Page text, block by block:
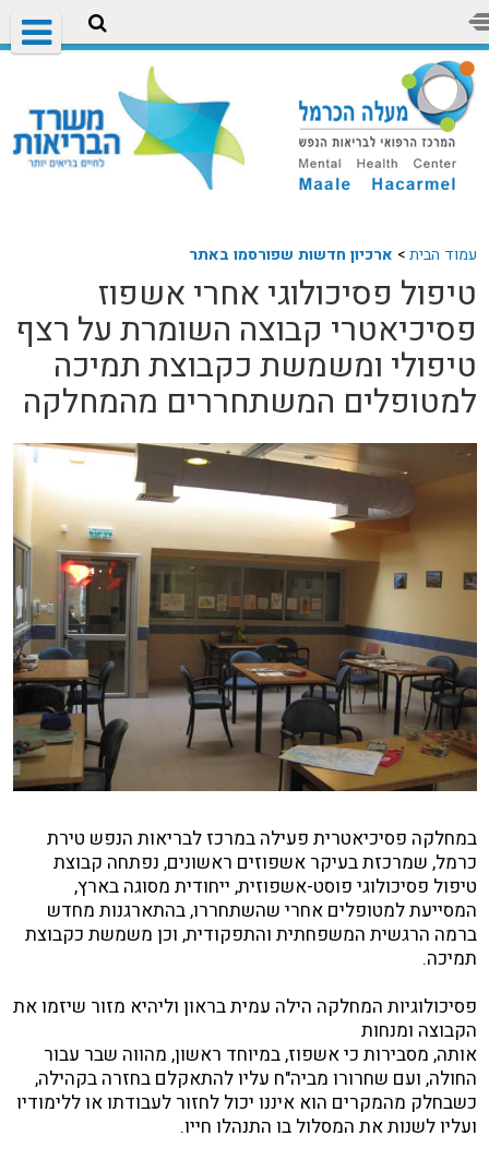
עמוד הבית> ארכיון חדשות שפורסמו באתר
טיפול פסיכולוגי אחרי אשפוז
פסיכיאטרי קבוצה השומרת על רצף
טיפולי ומשמשת כקבוצת תמיכה
למטופלים המשתחררים מהמחלקה
במחלקה פסיכיאטרית פעילה במרכז לבריאות הנפש טירת
כרמל, שמרכזת בעיקר אשפוזים ראשונים, נפתחה קבוצת
טיפול פסיכולוגי פוסט-אשפוזית, ייחודית מסוגה בארץ,
המסייעת למטופלים אחרי שהשתחררו, בהתארגנות מחדש
ברמה הרגשית המשפחתית והתפקודית, וכן משמשת כקבוצת
תמיכה.
פסיכולוגיות המחלקה הילה עמית בראון וליהיא מזור שיזמו את
הקבוצה ומנחות
אותה, מסבירות כי אשפוז, במיוחד ראשון, מהווה שבר עבור
החולה, ועם שחרורו מביה"ח עליו להתאקלם בחזרה בקהילה,
כשבחלק מהמקרים הוא איננו יכול לחזור לעבודתו או ללימודיו
ועליו לשנות את המסלול בו התנהלו חייו.